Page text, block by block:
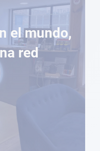
el mundo,
red